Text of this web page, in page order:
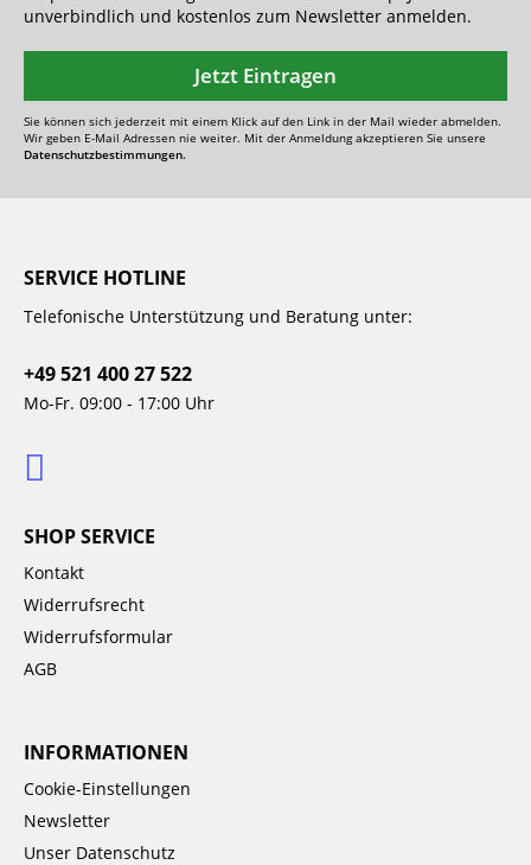
unverbindlich und kostenlos zum Newsletter anmelden.
Jetzt Eintragen
Sie können sich jederzeit mit einem Klick auf den Link in der Mail wieder abmelden.
Wir geben E-Mail Adressen nie weiter. Mit der Anmeldung akzeptieren Sie unsere
Datenschutzbestimmungen.
SERVICE HOTLINE
Telefonische Unterstützung und Beratung unter:
+49 521 400 27 522
Mo-Fr. 09:00 - 17:00 Uhr
SHOP SERVICE
Kontakt
Widerrufsrecht
Widerrufsformular
AGB
INFORMATIONEN
Cookie-Einstellungen
Newsletter
Unser Datenschutz